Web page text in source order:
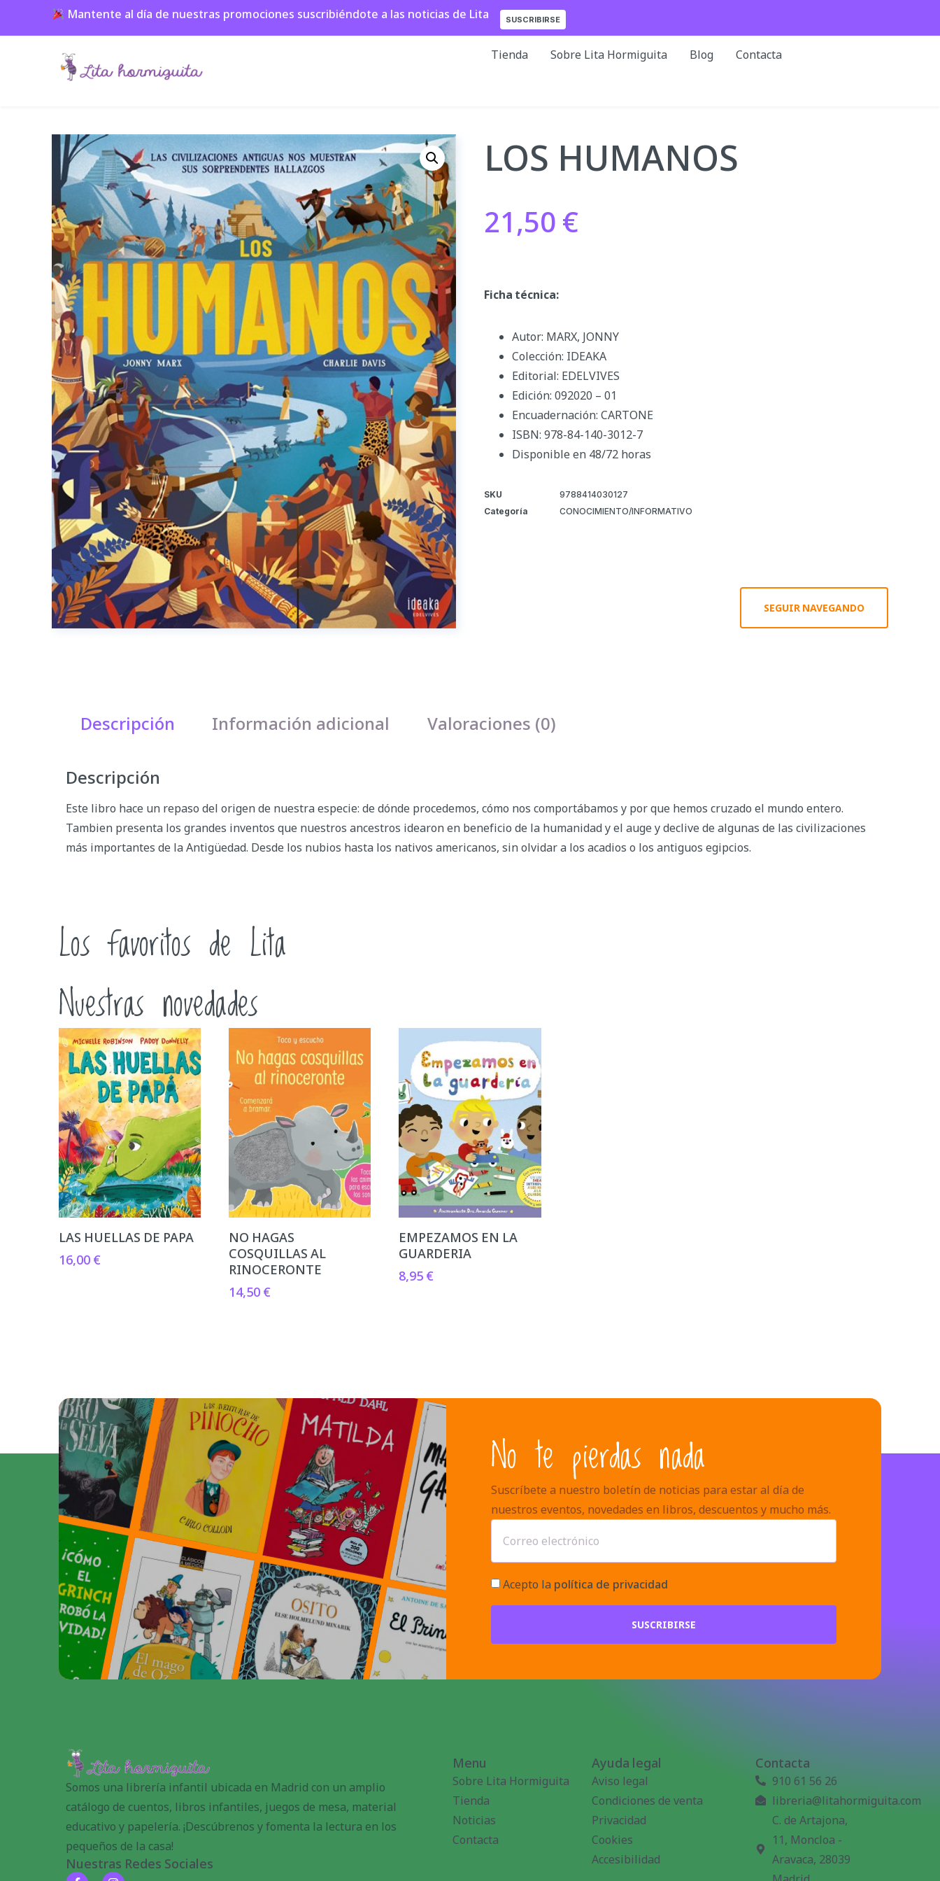
Mantente al día de nuestras promociones suscribiéndote a las noticias de Lita SUSCRIBIRSE
Tienda Sobre Lita Hormiguita Blog Contacta
LOS HUMANOS
21,50 €
Ficha técnica:
Autor: MARX, JONNY
Colección: IDEAKA
Editorial: EDELVIVES
Edición: 092020 – 01
Encuadernación: CARTONE
ISBN: 978-84-140-3012-7
Disponible en 48/72 horas
SKU
9788414030127
Categoría
CONOCIMIENTO/INFORMATIVO
SEGUIR NAVEGANDO
Descripción Información adicional Valoraciones (0)
Descripción
Este libro hace un repaso del origen de nuestra especie: de dónde procedemos, cómo nos comportábamos y por que hemos cruzado el mundo entero.
Tambien presenta los grandes inventos que nuestros ancestros idearon en beneficio de la humanidad y el auge y declive de algunas de las civilizaciones
más importantes de la Antigüedad. Desde los nubios hasta los nativos americanos, sin olvidar a los acadios o los antiguos egipcios.
Los favoritos de Lita
Nuestras novedades
LAS HUELLAS DE PAPA
16,00 €
NO HAGAS
COSQUILLAS AL
RINOCERONTE
14,50 €
EMPEZAMOS EN LA
GUARDERIA
8,95 €
No te pierdas nada
Suscríbete a nuestro boletín de noticias para estar al día de
nuestros eventos, novedades en libros, descuentos y mucho más.
Acepto la política de privacidad
SUSCRIBIRSE
Somos una librería infantil ubicada en Madrid con un amplio
catálogo de cuentos, libros infantiles, juegos de mesa, material
educativo y papelería. ¡Descúbrenos y fomenta la lectura en los
pequeños de la casa!
Nuestras Redes Sociales
Menu
Sobre Lita Hormiguita
Tienda
Noticias
Contacta
Ayuda legal
Aviso legal
Condiciones de venta
Privacidad
Cookies
Accesibilidad
Contacta
910 61 56 26
libreria@litahormiguita.com
C. de Artajona,
11, Moncloa -
Aravaca, 28039